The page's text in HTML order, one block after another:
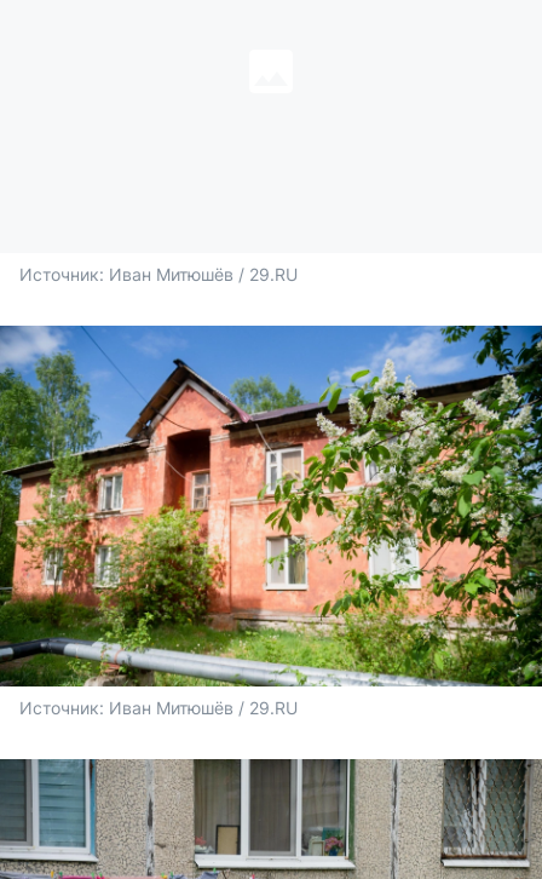
Источник: Иван Митюшёв / 29.RU
Источник: Иван Митюшёв / 29.RU